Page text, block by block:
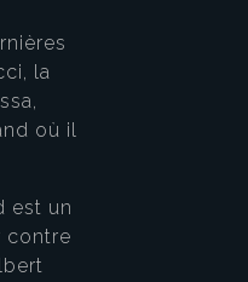
la
où il
est un
contre